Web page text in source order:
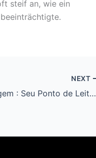
steif an, wie ein
NEXT
Engrenagem : Seu Ponto de Leitura Grátis